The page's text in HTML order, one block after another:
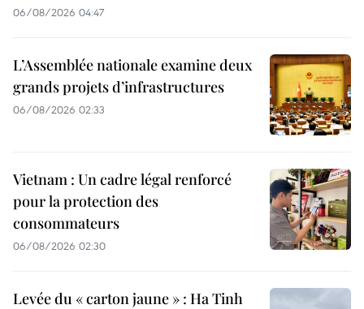
06/08/2026 04:47
L’Assemblée nationale examine deux
grands projets d’infrastructures
06/08/2026 02:33
Vietnam : Un cadre légal renforcé
pour la protection des
consommateurs
06/08/2026 02:30
Levée du « carton jaune » : Ha Tinh